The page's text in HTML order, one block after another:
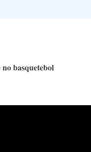
basquetebol